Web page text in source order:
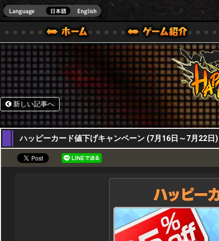
ONE VER.]
ガイド
ル｜HAPPY WARS(ハッピーウォーズ)公式サイト [ XBOX 360,XBOX ONE VER.]
サポート | HAPPY WARS(ハッピーウォーズ)公式サイ
新しい記事へ
16,07,2015
ハッピーカード値下げキャンペーン (7月16日～7月22日)